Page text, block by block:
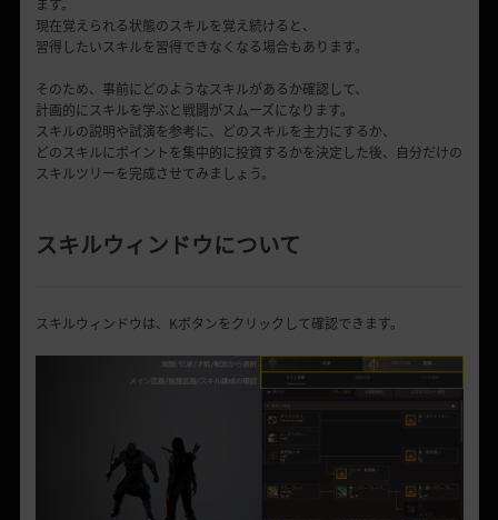
ます。
現在覚えられる状態のスキルを覚え続けると、
習得したいスキルを習得できなくなる場合もあります。
そのため、事前にどのようなスキルがあるか確認して、
計画的にスキルを学ぶと戦闘がスムーズになります。
スキルの説明や試演を参考に、どのスキルを主力にするか、
どのスキルにポイントを集中的に投資するかを決定した後、自分だけの
スキルツリーを完成させてみましょう。
スキルウィンドウについて
スキルウィンドウは、Kボタンをクリックして確認できます。